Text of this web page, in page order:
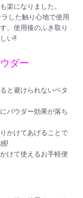
楽になりました。
した触り心地で使用
。使用後のふき取り
い!!
ダー
と避けられないベタ
パウダー効果が落ち
かけてあげることで
!
けて使えるお手軽便